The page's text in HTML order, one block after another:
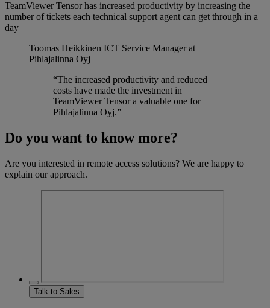
TeamViewer Tensor has increased productivity by increasing the
number of tickets each technical support agent can get through in a
day
Toomas Heikkinen ICT Service Manager at
Pihlajalinna Oyj
“The increased productivity and reduced
costs have made the investment in
TeamViewer Tensor a valuable one for
Pihlajalinna Oyj.”
Do you want to know more?
Are you interested in remote access solutions? We are happy to
explain our approach.
Talk to Sales